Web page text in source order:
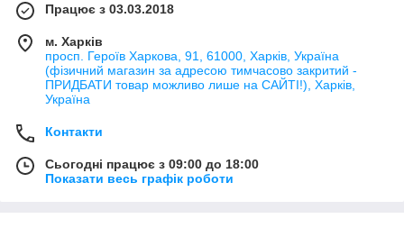
Працює з 03.03.2018
м. Харків
просп. Героїв Харкова, 91, 61000, Харків, Україна
(фізичний магазин за адресою тимчасово закритий -
ПРИДБАТИ товар можливо лише на САЙТІ!), Харків,
Україна
Контакти
Сьогодні працює з 09:00 до 18:00
Показати весь графік роботи